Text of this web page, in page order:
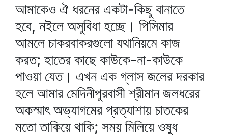
আমাকেও ঐ ধরনের একটা-কিছু বানাতে
হবে, নইলে অসুবিধা হচ্ছে। পিসিমার
আমলে চাকরবাকরগুলো যথানিয়মে কাজ
করত; হাতের কাছে কাউকে-না-কাউকে
পাওয়া যেত। এখন এক গ্লাস জলের দরকার
হলে আমার মেদিনীপুরবাসী শ্রীমান জলধরের
অকস্মাৎ অভ্যাগমের প্রত্যাশায় চাতকের
মতো তাকিয়ে থাকি; সময় মিলিয়ে ওষুধ